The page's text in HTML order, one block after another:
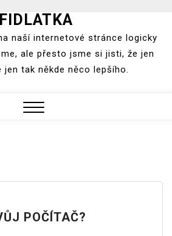
FIDLATKA
naší internetové stránce logicky
ale přesto jsme si jisti, že jen
jen tak někde něco lepšího.
POČÍTAČ?